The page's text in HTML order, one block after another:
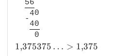
56
-
40
40
0
\displaystyle
1,375375 … > 1,375